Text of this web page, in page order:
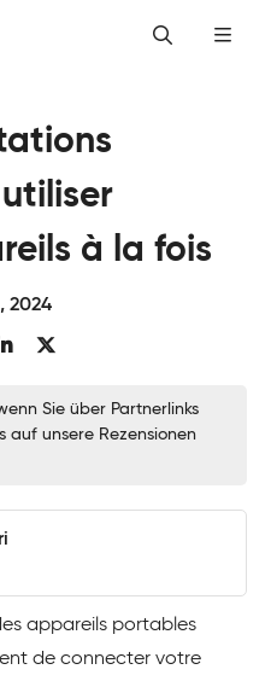
à la fois
2024
Sie über Partnerlinks
auf unsere Rezensionen
appareils portables
de connecter votre